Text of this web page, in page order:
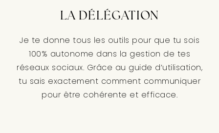
LA DÉLÉGATION
Je te donne tous les outils pour que tu sois
100% autonome dans la gestion de tes
réseaux sociaux. Grâce au guide d’utilisation,
tu sais exactement comment communiquer
pour être cohérente et efficace.